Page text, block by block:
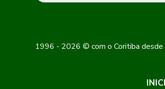
1996 - 2026 © com o Coritiba desde